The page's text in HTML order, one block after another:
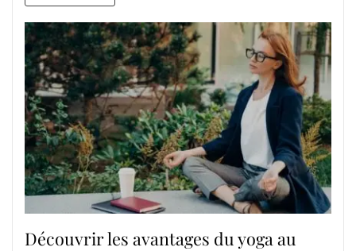
Découvrir les avantages du yoga au